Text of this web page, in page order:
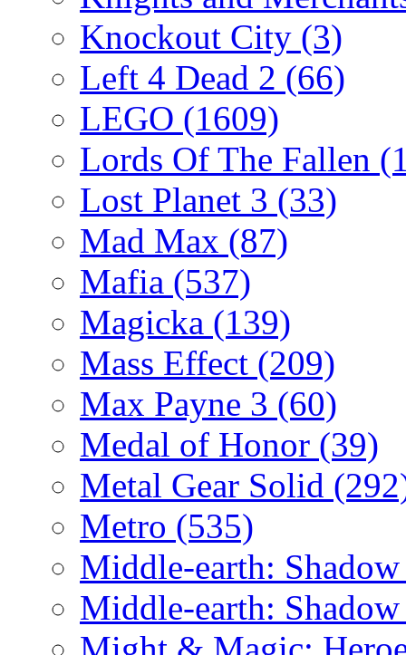
Knockout City (3)
Left 4 Dead 2 (66)
LEGO (1609)
Lords Of The Fallen
Lost Planet 3 (33)
Mad Max (87)
Mafia (537)
Magicka (139)
Mass Effect (209)
Max Payne 3 (60)
Medal of Honor (39)
Metal Gear Solid
Metro (535)
Middle-earth:
Middle-earth: